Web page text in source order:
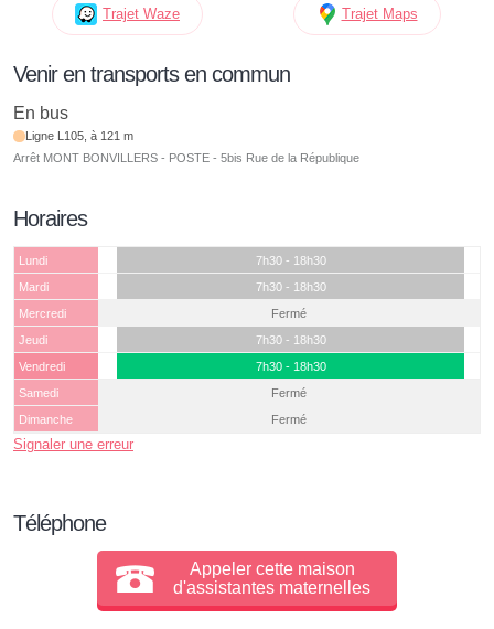
Trajet Waze Trajet Maps
Venir en transports en commun
En bus
Ligne L105, à 121 m
Arrêt MONT BONVILLERS - POSTE - 5bis Rue de la République
Horaires
Lundi
7h30 - 18h30
Mardi
7h30 - 18h30
Mercredi
Fermé
Jeudi
7h30 - 18h30
Vendredi
7h30 - 18h30
Samedi
Fermé
Dimanche
Fermé
Signaler une erreur
Téléphone
Appeler cette maison
d'assistantes maternelles